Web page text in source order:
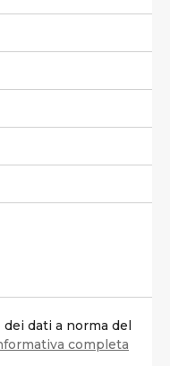
dati a norma del
completa